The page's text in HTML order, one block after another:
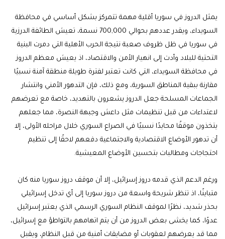
يمثل الدروز في سوريا أقلية مهمة تتمركز بشكل أساسي في محافظة
السويداء، ويقدر عددهم بحوالي 700,000 نسمة، تعيش الطائفة الدرزية
في سوريا في ظل ظروف صعبة نتيجة الحرب الأهلية التي دمرت البنية
التحتية للبلاد وأدت إلى انهيار الأمن والاقتصاد، اذ يعيش معظم الدروز
في محافظة السويداء، التي كانت تعتبر لفترة طويلة منطقة آمنة نسبيًا
مقارنة ببقية المناطق السورية، ومع ذلك، فإن التدهور الأمني وانتشار
الجماعات المسلحة جعل الدروز يشعرون بالتهديد، خاصة مع تعرضهم
لاعتداءات من قبل تنظيمات مثل داعش وجبهة النصرة، مما جعلهم
يتخذون موقفًا محايدًا نسبيًا في الصراع السوري خلال مراحله الأولى، إلا
أن تدهور الأوضاع الاقتصادية والاجتماعية دفعهم لاحقًا إلى تنظيم
احتجاجات ومطالبات بتحسين الأوضاع المعيشية.
ورغم الدعم الذي قدمه دروز إسرائيل، إلا أن موقف دروز سوريا منه كان
متباينًا، اذ تنظر شريحة واسعة من دروز سوريا إلى أي تدخل إسرائيلي
بحذر شديد، نظرًا لموقف النظام السوري الرسمي الذي يعتبر إسرائيل
عدوًا، كما يخشى بعض الدروز من أن يتم اتهامهم بالتواطؤ مع إسرائيل،
مما قد يعرضهم لعقوبات أو مضايقات أمنية من قبل النظام، ويقبل